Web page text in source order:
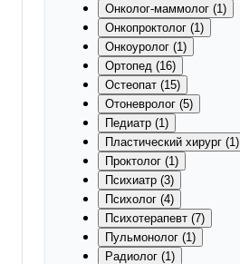
Онколог-маммолог (1)
Онкопроктолог (1)
Онкоуролог (1)
Ортопед (16)
Остеопат (15)
Отоневролог (5)
Педиатр (1)
Пластический хирург (1)
Проктолог (1)
Психиатр (3)
Психолог (4)
Психотерапевт (7)
Пульмонолог (1)
Радиолог (1)